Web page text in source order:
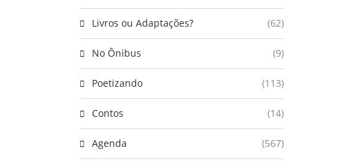
Livros ou Adaptações? (62)
No Ônibus (9)
Poetizando (113)
Contos (14)
Agenda (567)